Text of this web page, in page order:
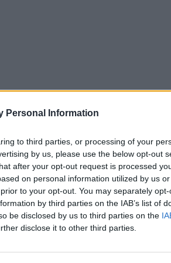
Personal Information
to third parties, or processing of your
by us, please use the below opt-out
after your opt-out request is processed
on personal information utilized by us
to your opt-out. You may separately
by third parties on the IAB’s list of
be disclosed by us to third parties on the
disclose it to other third parties.